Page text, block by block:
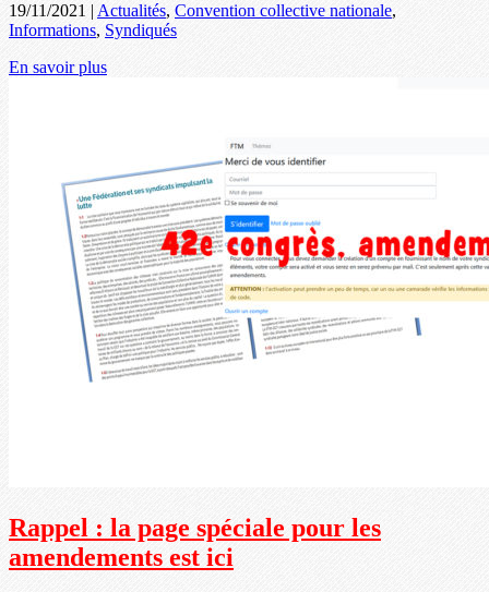
19/11/2021 | Actualités, Convention collective nationale,
Informations, Syndiqués
En savoir plus
Rappel : la page spéciale pour les
amendements est ici